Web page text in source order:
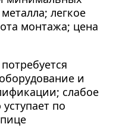
легкое
монтажа; цена
и
слабое
по